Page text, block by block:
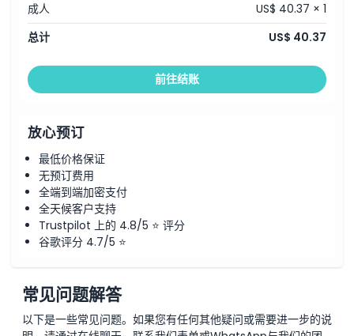
成人
US$ 40.37 × 1
总计
US$ 40.37
前往结账
放心预订
最低价格保证
无预订费用
全端到端加密支付
全天候客户支持
Trustpilot 上的 4.8/5 ⭐ 评分
谷歌评分 4.7/5 ⭐
常见问题解答
以下是一些常见问题。如果您有任何其他疑问或需要进一步的说